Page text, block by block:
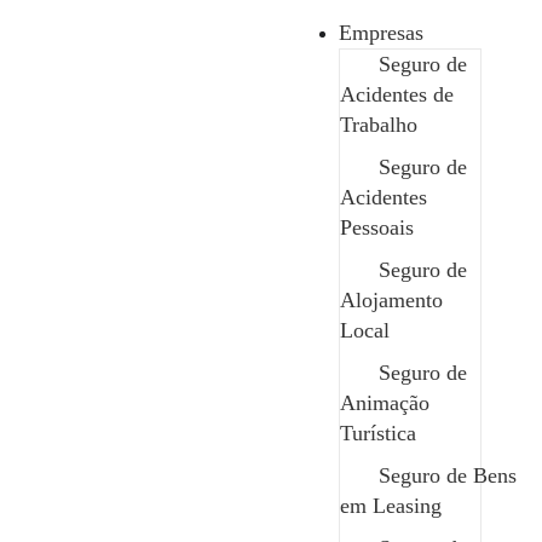
Empresas
Seguro de
Acidentes de
Trabalho
Seguro de
Acidentes
Pessoais
Seguro de
Alojamento
Local
Seguro de
Animação
Turística
Seguro de Bens
em Leasing
Produtos de Investimento
Produtos de Investimento